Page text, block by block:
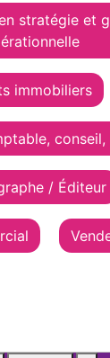
stratégie et
immobiliers
conseil,
/ Éditeur